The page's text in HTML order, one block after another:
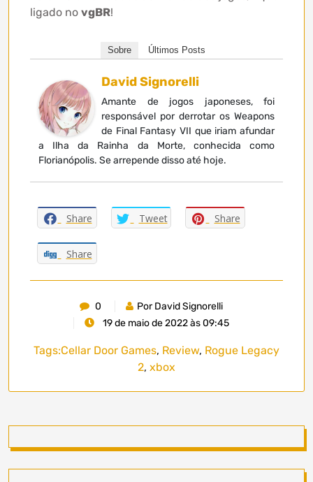
ligado no vgBR!
Sobre Últimos Posts
David Signorelli
Amante de jogos japoneses, foi
responsável por derrotar os Weapons
de Final Fantasy VII que iriam afundar
a Ilha da Rainha da Morte, conhecida como
Florianópolis. Se arrepende disso até hoje.
Share Tweet Share
Share
0
Por David Signorelli
19 de maio de 2022 às 09:45
Tags:Cellar Door Games, Review, Rogue Legacy
2, xbox